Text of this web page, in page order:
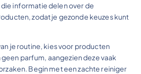
informatie delen over de
zodat je gezonde keuzes kunt
je routine, kies voor producten
parfum, aangezien deze vaak
Begin met een zachte reiniger